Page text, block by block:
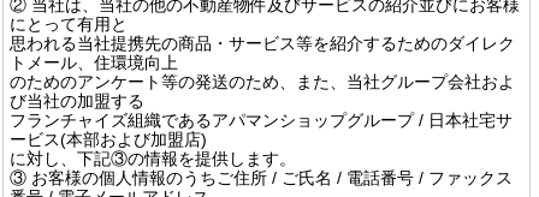
② 当社は、当社の他の不動産物件及びサービスの紹介並びにお客様
にとって有用と
思われる当社提携先の商品・サービス等を紹介するためのダイレク
トメール、住環境向上
のためのアンケート等の発送のため、また、当社グループ会社およ
び当社の加盟する
フランチャイズ組織であるアパマンショップグループ / 日本社宅サ
ービス(本部および加盟店)
に対し、下記③の情報を提供します。
③ お客様の個人情報のうちご住所 / ご氏名 / 電話番号 / ファックス